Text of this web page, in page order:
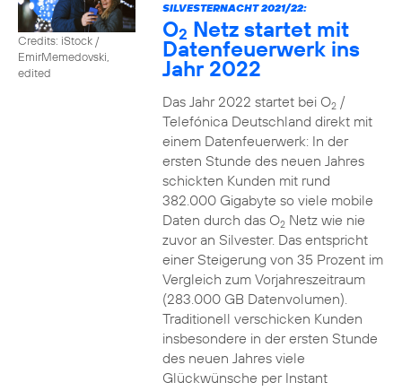
Credits: iStock /
EmirMemedovski,
edited
SILVESTERNACHT 2021/22:
O2 Netz startet mit
Datenfeuerwerk ins
Jahr 2022
Das Jahr 2022 startet bei O2/
Telefónica Deutschland direkt mit
einem Datenfeuerwerk: In der
ersten Stunde des neuen Jahres
schickten Kunden mit rund
382.000 Gigabyte so viele mobile
Daten durch das O2Netz wie nie
zuvor an Silvester. Das entspricht
einer Steigerung von 35 Prozent im
Vergleich zum Vorjahreszeitraum
(283.000 GB Datenvolumen).
Traditionell verschicken Kunden
insbesondere in der ersten Stunde
des neuen Jahres viele
Glückwünsche per Instant